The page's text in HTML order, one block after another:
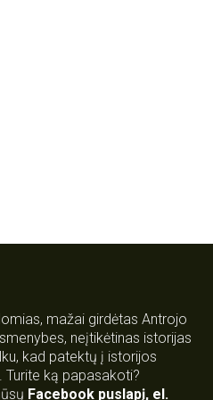
mažai girdėtas Antrojo
neįtikėtinas istorijas
kad patektų į istorijos
Turite ką papasakoti?
Facebook puslapį, el.